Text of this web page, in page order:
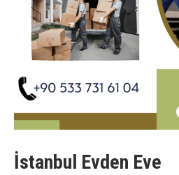
İstanbul Evden Eve